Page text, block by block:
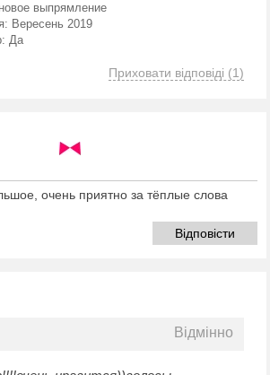
выпрямление
Вересень 2019
Да
Приховати відповіді (1)
очень приятно за тёплые слова
Відповісти
Відмінно